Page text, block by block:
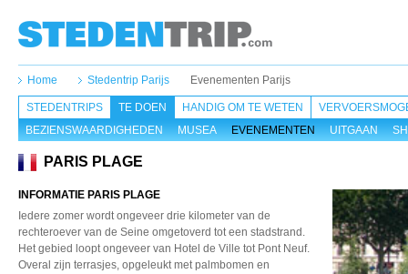
Home Stedentrip Parijs Evenementen Parijs
STEDENTRIPS
TE DOEN
BEZIENSWAARDIGHEDEN
MUSEA EVENEMENTEN UITGAAN
HANDIG OM TE WETEN
PARIS PLAGE
INFORMATIE PARIS PLAGE
Iedere zomer wordt ongeveer drie kilometer van de
rechteroever van de Seine omgetoverd tot een stadstrand.
Het gebied loopt ongeveer van Hotel de Ville tot Pont Neuf.
Overal zijn terrasjes, opgeleukt met palmbomen en